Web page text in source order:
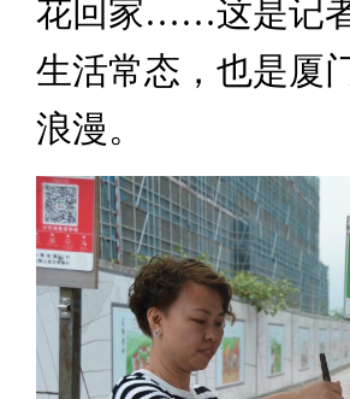
花回家……这是记
生活常态，也是厦
浪漫。